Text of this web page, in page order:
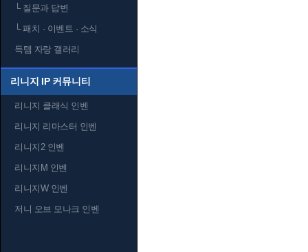
└질문과 답변
└패치 · 이벤트 · 소식
득템 자랑 갤러리
리니지 IP 커뮤니티
리니지 클래식 인벤
리니지 리마스터 인벤
리니지2 인벤
리니지M 인벤
리니지W 인벤
저니 오브 모나크 인벤